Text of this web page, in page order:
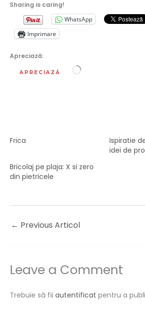
Sharing is caring!
WhatsApp
Imprimare
Apreciază:
APRECIAZĂ Încarc...
Frica
Ispiratie
idei de
Bricolaj pe plaja: X si zero
din pietricele
← Previous Articol
Leave a Comment
Trebuie să fii autentificat pentru a